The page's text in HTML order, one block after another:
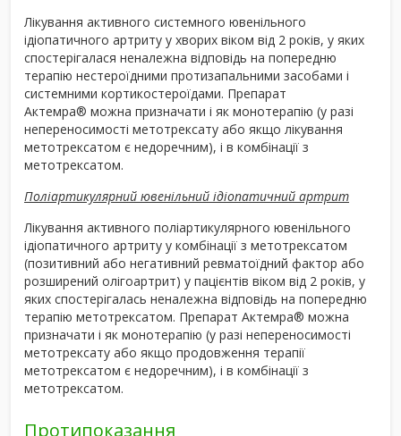
Лікування активного системного ювенільного
ідіопатичного артриту у хворих віком від 2 років, у яких
спостерігалася неналежна відповідь на попередню
терапію нестероїдними протизапальними засобами і
системними кортикостероїдами. Препарат
Актемра® можна призначати і як монотерапію (у разі
непереносимості метотрексату або якщо лікування
метотрексатом є недоречним), і в комбінації з
метотрексатом.
Поліартикулярний ювенільний ідіопатичний артрит
Лікування активного поліартикулярного ювенільного
ідіопатичного артриту у комбінації з метотрексатом
(позитивний або негативний ревматоїдний фактор або
розширений олігоартрит) у пацієнтів віком від 2 років, у
яких спостерігалась неналежна відповідь на попередню
терапію метотрексатом. Препарат Актемра® можна
призначати і як монотерапію (у разі непереносимості
метотрексату або якщо продовження терапії
метотрексатом є недоречним), і в комбінації з
метотрексатом.
Протипоказання